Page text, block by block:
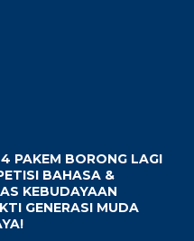
4 PAKEM BORONG LAGI
BAHASA &
KEBUDAYAAN
GENERASI MUDA